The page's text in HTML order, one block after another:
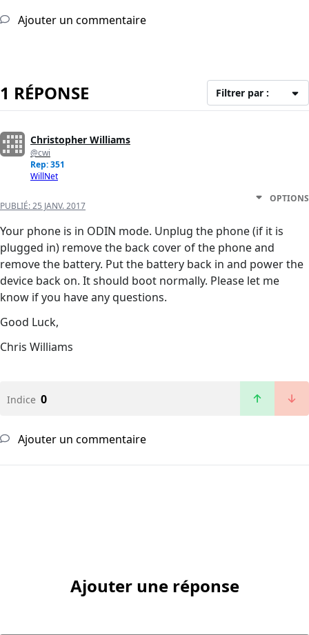
Ajouter un commentaire
1 RÉPONSE Filtrer par :
Christopher Williams
@cwi
Rep: 351
WillNet
PUBLIÉ:25 JANV. 2017
OPTIONS
Your phone is in ODIN mode. Unplug the phone (if it is
plugged in) remove the back cover of the phone and
remove the battery. Put the battery back in and power the
device back on. It should boot normally. Please let me
know if you have any questions.
Good Luck,
Chris Williams
Indice 0
Ajouter un commentaire
Ajouter une réponse